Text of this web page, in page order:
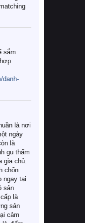
sắm
danh-
là nơi
ngày
là
gu thẩm
gia chủ.
chốn
ngay tại
sản
là
sản
cảm